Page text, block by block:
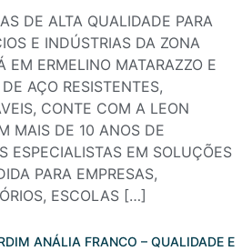
DE ALTA QUALIDADE PARA
E INDÚSTRIAS DA ZONA
EM ERMELINO MATARAZZO E
AÇO RESISTENTES,
CONTE COM A LEON
MAIS DE 10 ANOS DE
ESPECIALISTAS EM SOLUÇÕES
PARA EMPRESAS,
ESCOLAS […]
ANÁLIA FRANCO – QUALIDADE E